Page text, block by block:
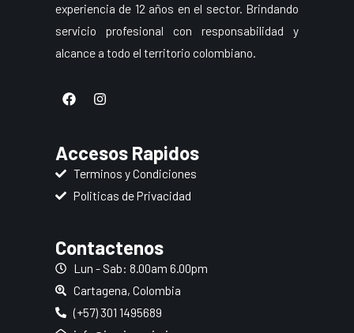
experiencia de 12 años en el sector. Brindando
servicio profesional con responsabilidad y
alcance a todo el territorio colombiano.
F
a
o
o
I
n
g
r
m
Accesos Rapidos
Terminos y Condiciones
Politicas de Privacidad
Contactenos
Lun - Sab: 8.00am 6.00pm
Cartagena, Colombia
(+57) 301 1495689